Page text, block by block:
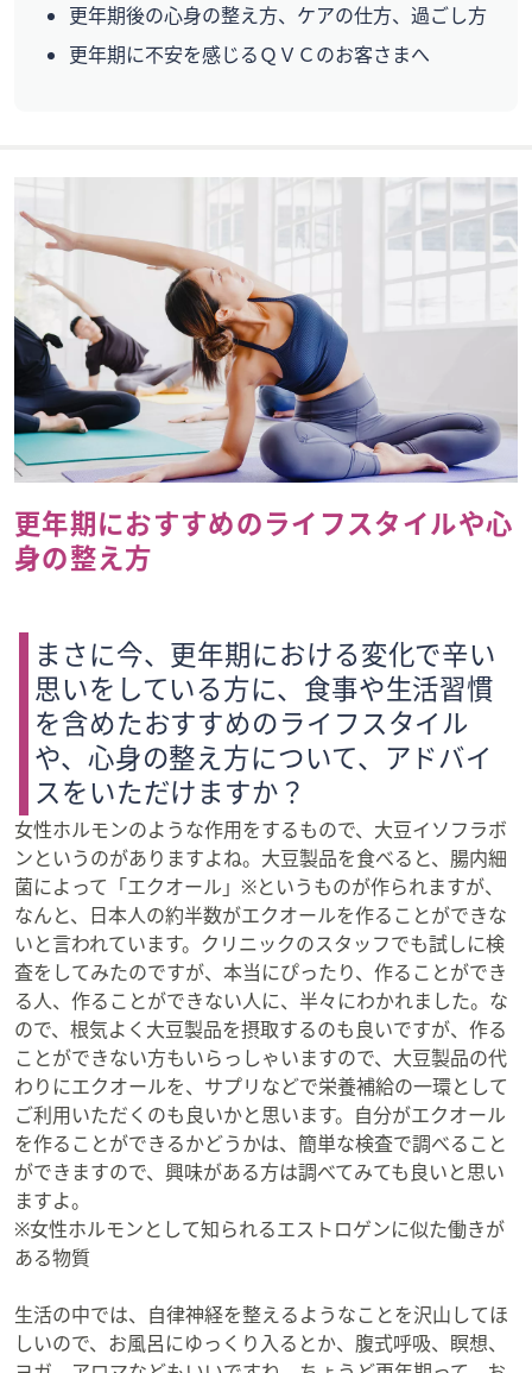
更年期後の心身の整え方、ケアの仕方、過ごし方
更年期に不安を感じるＱＶＣのお客さまへ
更年期におすすめのライフスタイルや心
身の整え方
まさに今、更年期における変化で辛い
思いをしている方に、食事や生活習慣
を含めたおすすめのライフスタイル
や、心身の整え方について、アドバイ
スをいただけますか？
女性ホルモンのような作用をするもので、大豆イソフラボ
ンというのがありますよね。大豆製品を食べると、腸内細
菌によって「エクオール」※というものが作られますが、
なんと、日本人の約半数がエクオールを作ることができな
いと言われています。クリニックのスタッフでも試しに検
査をしてみたのですが、本当にぴったり、作ることができ
る人、作ることができない人に、半々にわかれました。な
ので、根気よく大豆製品を摂取するのも良いですが、作る
ことができない方もいらっしゃいますので、大豆製品の代
わりにエクオールを、サプリなどで栄養補給の一環として
ご利用いただくのも良いかと思います。自分がエクオール
を作ることができるかどうかは、簡単な検査で調べること
ができますので、興味がある方は調べてみても良いと思い
ますよ。
※女性ホルモンとして知られるエストロゲンに似た働きが
ある物質
生活の中では、自律神経を整えるようなことを沢山してほ
しいので、お風呂にゆっくり入るとか、腹式呼吸、瞑想、